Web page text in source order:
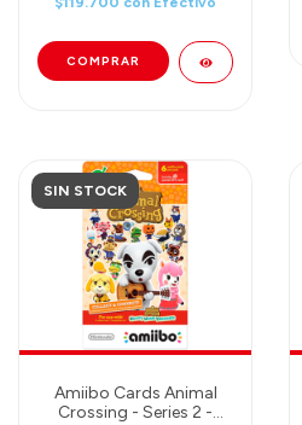
SIN STOCK
Amiibo Cards Animal
Crossing - Series 2 -